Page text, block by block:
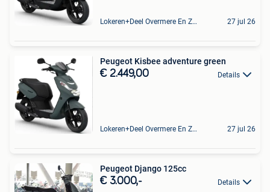
Lokeren+Deel Overmere En Zele 27 jul 26
Peugeot Kisbee adventure green
€ 2.449,00 Details
Lokeren+Deel Overmere En Zele 27 jul 26
Peugeot Django 125cc
€ 3.000,- Details